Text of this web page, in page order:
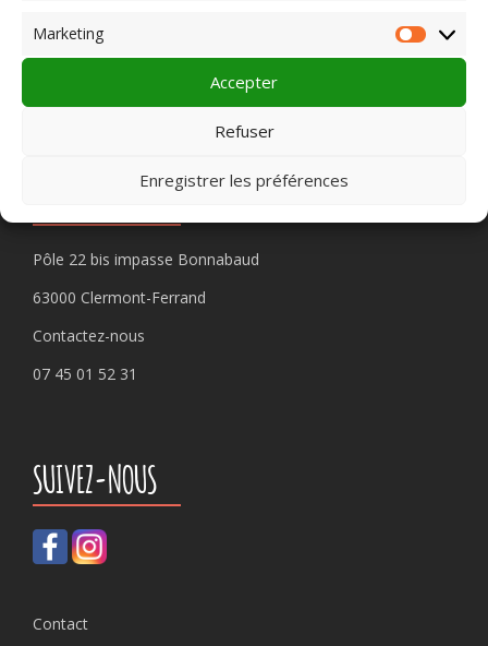
Marketing
Accepter
Refuser
Enregistrer les préférences
Rechercher :
PLEIN CHAMP
Pôle 22 bis impasse Bonnabaud
63000 Clermont-Ferrand
Contactez-nous
07 45 01 52 31
SUIVEZ-NOUS
Contact